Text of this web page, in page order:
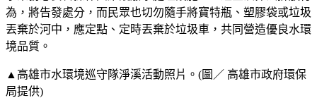
為，將告發處分，而民眾也切勿隨手將寶特瓶、塑膠袋或垃圾
丟棄於河中，應定點、定時丟棄於垃圾車，共同營造優良水環
境品質。
▲高雄市水環境巡守隊淨溪活動照片。(圖／ 高雄市政府環保
局提供)